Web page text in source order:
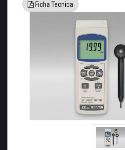
Ficha Tecnica